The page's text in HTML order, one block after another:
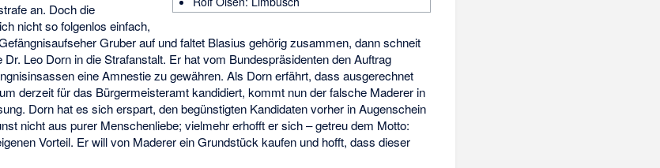
an. Doch die
nicht so folgenlos einfach,
Gruber auf und faltet Blasius gehörig zusammen, dann schneit
Leo Dorn in die Strafanstalt. Er hat vom Bundespräsidenten den Auftrag
eine Amnestie zu gewähren. Als Dorn erfährt, dass ausgerechnet
derzeit für das Bürgermeisteramt kandidiert, kommt nun der falsche Maderer in
Dorn hat es sich erspart, den begünstigten Kandidaten vorher in Augenschein
nicht aus purer Menschenliebe; vielmehr erhofft er sich – getreu dem Motto:
Vorteil. Er will von Maderer ein Grundstück kaufen und hofft, dass dieser